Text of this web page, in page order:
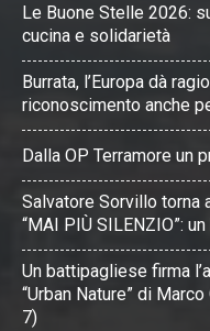
Le Buone Stelle 2026:
cucina e solidarietà
Burrata, l’Europa dà
riconoscimento anche
Dalla OP Terramore un
Salvatore Sorvillo torna
“MAI PIÙ SILENZIO”:
Un battipagliese firma
“Urban Nature” di
7)